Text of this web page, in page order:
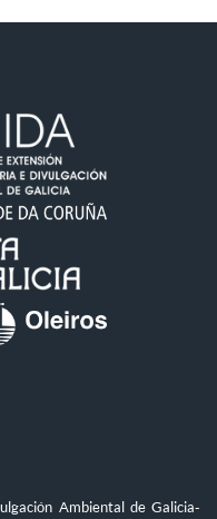
Ambiental de Galicia-